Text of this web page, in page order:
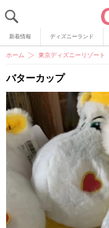
新着情報 ディズニーランド
ホーム 東京ディズニーリゾート
バターカップ